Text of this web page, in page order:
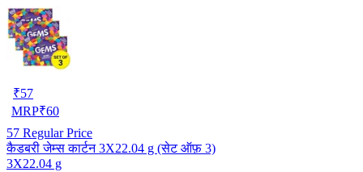
₹57
MRP₹60
57 Regular Price
कैडबरी जेम्स कार्टन 3X22.04 g (सेट ऑफ़ 3)
3X22.04 g